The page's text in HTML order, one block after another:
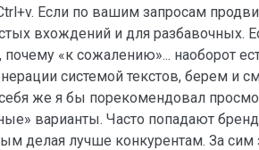
Если по вашим запросам
вхождений и для разбавочных.
«к сожалению»... наоборот
системой текстов, берем и
же я бы порекомендовал
варианты. Часто попадают
делая лучше конкурентам. За